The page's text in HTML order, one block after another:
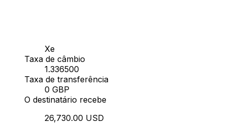
Xe
Taxa de câmbio
1.336500
Taxa de transferência
0 GBP
O destinatário recebe
26,730.00 USD